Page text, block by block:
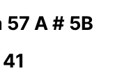
A # 5B